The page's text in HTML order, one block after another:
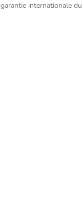
garantie internationale